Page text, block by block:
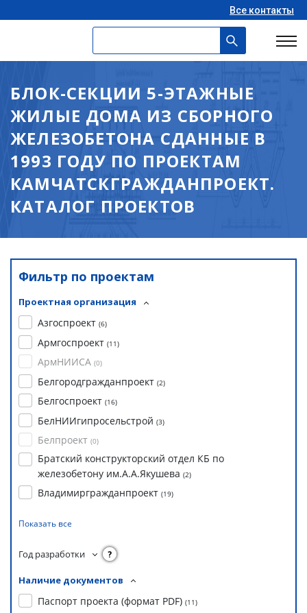
Все контакты
БЛОК-СЕКЦИИ 5-ЭТАЖНЫЕ
ЖИЛЫЕ ДОМА ИЗ СБОРНОГО
ЖЕЛЕЗОБЕТОНА СДАННЫЕ В
1993 ГОДУ ПО ПРОЕКТАМ
КАМЧАТСКГРАЖДАНПРОЕКТ.
КАТАЛОГ ПРОЕКТОВ
Фильтр по проектам
Проектная организация
Азгоспроект (6)
Армгоспроект (11)
АрмНИИСА (0)
Белгородгражданпроект (2)
Белгоспроект (16)
БелНИИгипросельстрой (3)
Белпроект (0)
Братский конструкторский отдел КБ по
железобетону им.А.А.Якушева (2)
Владимиргражданпроект (19)
Показать все
Год разработки ?
Наличие документов
Паспорт проекта (формат PDF) (11)